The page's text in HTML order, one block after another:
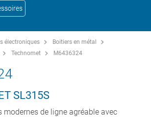
électroniques
Boitiers en métal
Technomet M6436324
SL315S
modernes de ligne agréable avec